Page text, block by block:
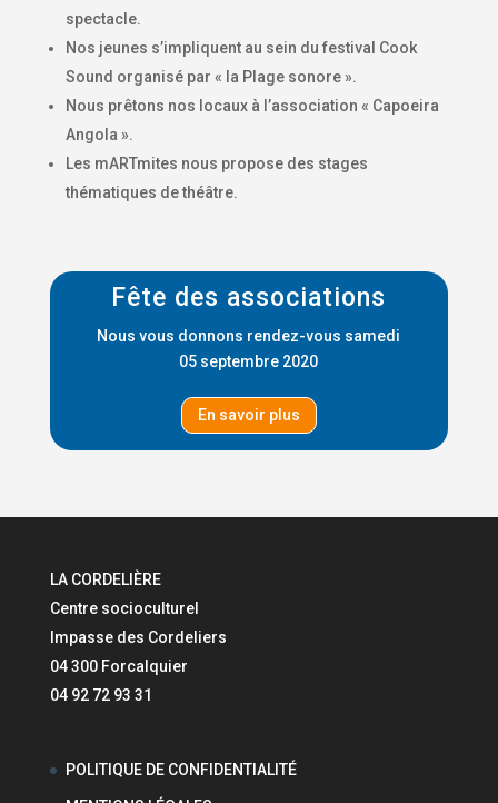
spectacle.
Nos jeunes s’impliquent au sein du festival Cook
Sound organisé par « la Plage sonore ».
Nous prêtons nos locaux à l’association « Capoeira
Angola ».
Les mARTmites nous propose des stages
thématiques de théâtre.
Fête des associations
Nous vous donnons rendez-vous samedi
05 septembre 2020
En savoir plus
LA CORDELIÈRE
Centre socioculturel
Impasse des Cordeliers
04 300 Forcalquier
04 92 72 93 31
POLITIQUE DE CONFIDENTIALITÉ